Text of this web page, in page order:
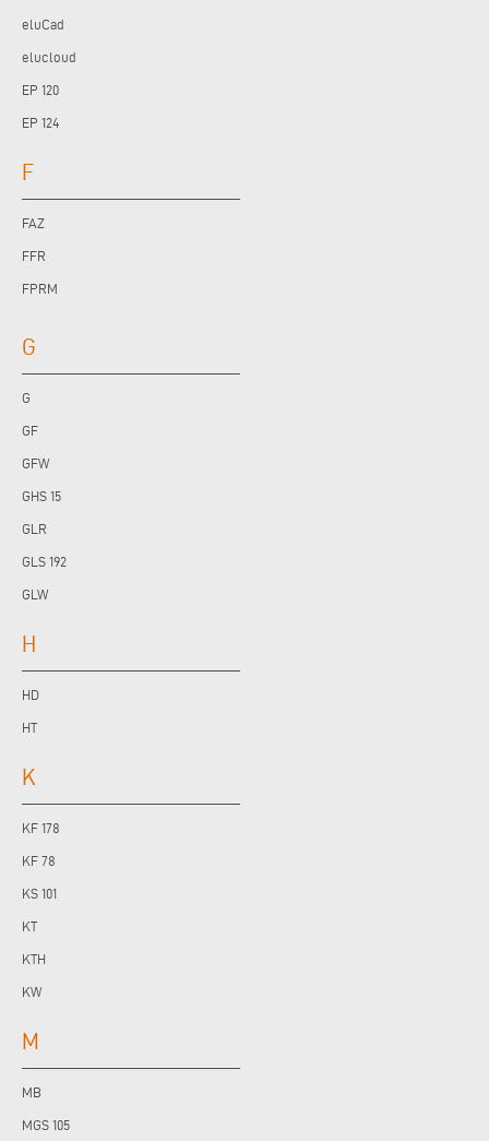
eluCad
elucloud
EP 120
EP 124
F
FAZ
FFR
FPRM
G
G
GF
GFW
GHS 15
GLR
GLS 192
GLW
H
HD
HT
K
KF 178
KF 78
KS 101
KT
KTH
KW
M
MB
MGS 105